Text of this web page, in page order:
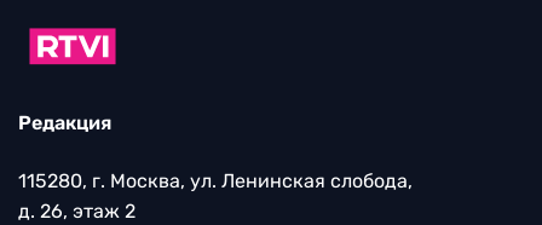
Редакция
115280, г. Москва, ул. Ленинская слобода,
д. 26, этаж 2